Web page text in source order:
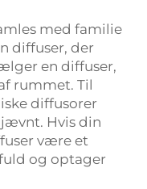
med familie
diffuser, der
en diffuser,
rummet. Til
diffusorer
Hvis din
være et
og optager